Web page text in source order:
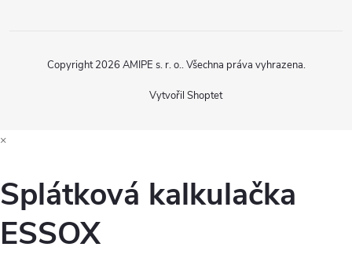
Vytvořil Shoptet
Copyright 2026 AMIPE s. r. o.. Všechna práva vyhrazena.
×
Splátková kalkulačka
ESSOX